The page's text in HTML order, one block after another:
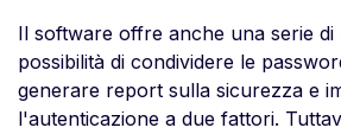
Il software offre anche una serie
possibilità di condividere le
generare report sulla sicurezza e
l'autenticazione a due fattori.